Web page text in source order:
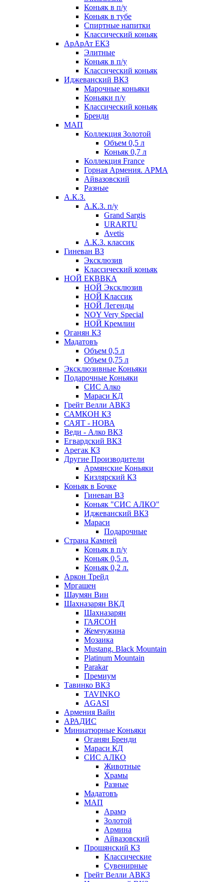
Коньяк в п/у
Коньяк в тубе
Спиртные напитки
Классический коньяк
АрАрАт ЕКЗ
Элитные
Коньяк в п/у
Классический коньяк
Иджеванский ВКЗ
Марочные коньяки
Коньяки п/у
Классический коньяк
Бренди
МАП
Коллекция Золотой
Объем 0,5 л
Коньяк 0,7 л
Коллекция France
Горная Армения. АРМА
Айвазовский
Разные
А.К.З.
А.К.З. п/у
Grand Sargis
URARTU
Avetis
А.К.З. классик
Гиневан ВЗ
Эксклюзив
Классический коньяк
НОЙ ЕКВВКА
НОЙ Эксклюзив
НОЙ Классик
НОЙ Легенды
NOY Very Speсial
НОЙ Кремлин
Оганян КЗ
Мадатовъ
Объем 0,5 л
Объем 0,75 л
Эксклюзивные Коньяки
Подарочные Коньяки
СИС Алко
Мараси КД
Грейт Велли АВКЗ
САМКОН КЗ
САЯТ - НОВА
Веди - Алко ВКЗ
Егвардский ВКЗ
Арегак КЗ
Другие Производители
Армянские Коньяки
Кизлярский КЗ
Коньяк в Бочке
Гиневан ВЗ
Коньяк "СИС АЛКО"
Иджеванский ВКЗ
Мараси
Подарочные
Страна Камней
Коньяк в п/у
Коньяк 0,5 л.
Коньяк 0,2 л.
Аркон Трейд
Мргашен
Шаумян Вин
Шахназарян ВКД
Шахназарян
ГАЯСОН
Жемчужина
Мозаика
Mustang. Black Mountain
Platinum Mountain
Parakar
Премиум
Тавинко ВКЗ
TAVINKO
AGASI
Армения Вайн
АРАДИС
Миниатюрные Коньяки
Оганян Бренди
Мараси КД
СИС АЛКО
Животные
Храмы
Разные
Мадатовъ
МАП
Арамэ
Золотой
Армина
Айвазовский
Прошянский КЗ
Классические
Сувенирные
Грейт Велли АВКЗ